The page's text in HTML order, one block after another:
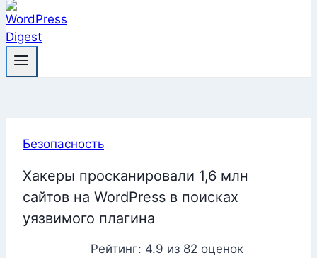
Безопасность
Хакеры просканировали 1,6 млн
сайтов на WordPress в поисках
уязвимого плагина
Рейтинг: 4.9 из 82 оценок